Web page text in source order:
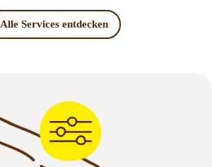
Alle Services entdecken